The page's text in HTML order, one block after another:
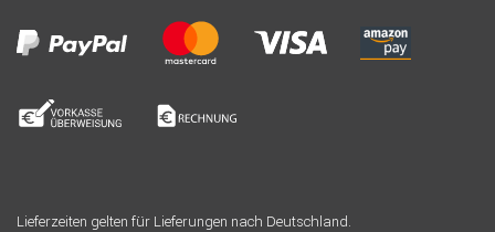
Lieferzeiten gelten für Lieferungen nach Deutschland.